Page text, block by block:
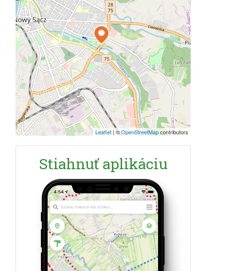
Leaflet | ©OpenStreetMapcontributors
Stiahnuť aplikáciu